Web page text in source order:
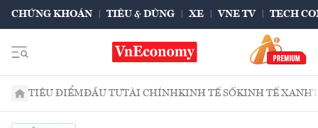
CHỨNG KHOÁN TIÊU & DÙNG XE VNE TV TECH
TIÊU ĐIỂMĐẦU TƯTÀI CHÍNHKINH TẾ SỐKINH TẾ XANH